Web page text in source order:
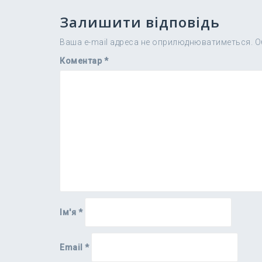
Залишити відповідь
Ваша e-mail адреса не оприлюднюватиметься.
Коментар *
Ім'я *
Email *